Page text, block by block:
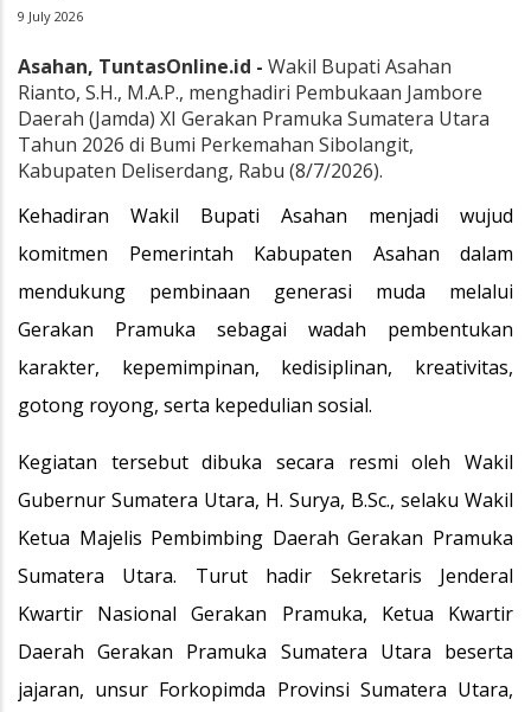
9 July 2026
Asahan, TuntasOnline.id - Wakil Bupati Asahan
Rianto, S.H., M.A.P., menghadiri Pembukaan Jambore
Daerah (Jamda) XI Gerakan Pramuka Sumatera Utara
Tahun 2026 di Bumi Perkemahan Sibolangit,
Kabupaten Deliserdang, Rabu (8/7/2026).
Kehadiran Wakil Bupati Asahan menjadi wujud
komitmen Pemerintah Kabupaten Asahan dalam
mendukung pembinaan generasi muda melalui
Gerakan Pramuka sebagai wadah pembentukan
karakter, kepemimpinan, kedisiplinan, kreativitas,
gotong royong, serta kepedulian sosial.
Kegiatan tersebut dibuka secara resmi oleh Wakil
Gubernur Sumatera Utara, H. Surya, B.Sc., selaku Wakil
Ketua Majelis Pembimbing Daerah Gerakan Pramuka
Sumatera Utara. Turut hadir Sekretaris Jenderal
Kwartir Nasional Gerakan Pramuka, Ketua Kwartir
Daerah Gerakan Pramuka Sumatera Utara beserta
jajaran, unsur Forkopimda Provinsi Sumatera Utara,